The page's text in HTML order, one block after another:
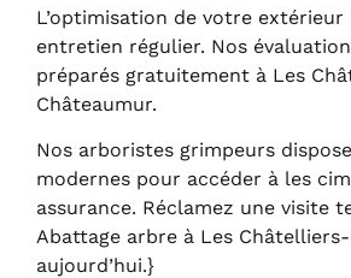
L’optimisation de votre
entretien régulier. Nos
préparés gratuitement à Les
Châteaumur.
Nos arboristes grimpeurs
modernes pour accéder à les
assurance. Réclamez une visite
Abattage arbre à Les
aujourd’hui.}